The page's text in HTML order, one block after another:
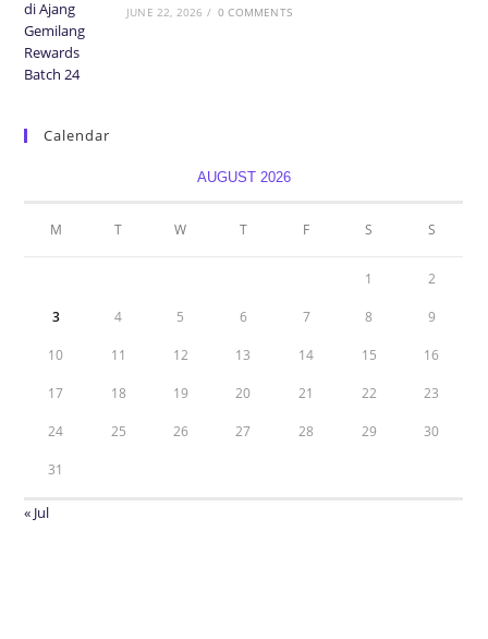
JUNE 22, 2026 / 0 COMMENTS
Calendar
AUGUST 2026
M T W T F S S
1 2
3 4 5 6 7 8 9
10 11 12 13 14 15 16
17 18 19 20 21 22 23
24 25 26 27 28 29 30
31
« Jul